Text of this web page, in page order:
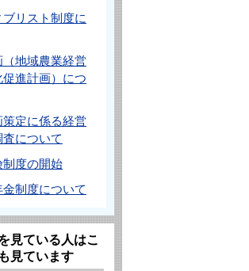
ブリスト制度に
（地域農業経営
進計画）につ
策定に係る経営
について
制度の開始
金制度について
見ている人はこ
見ています